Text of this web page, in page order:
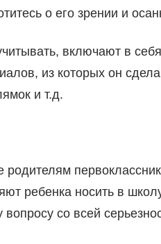
о его зрении и
включают в
из которых он
и т.д.
ребенка носить в
со всей